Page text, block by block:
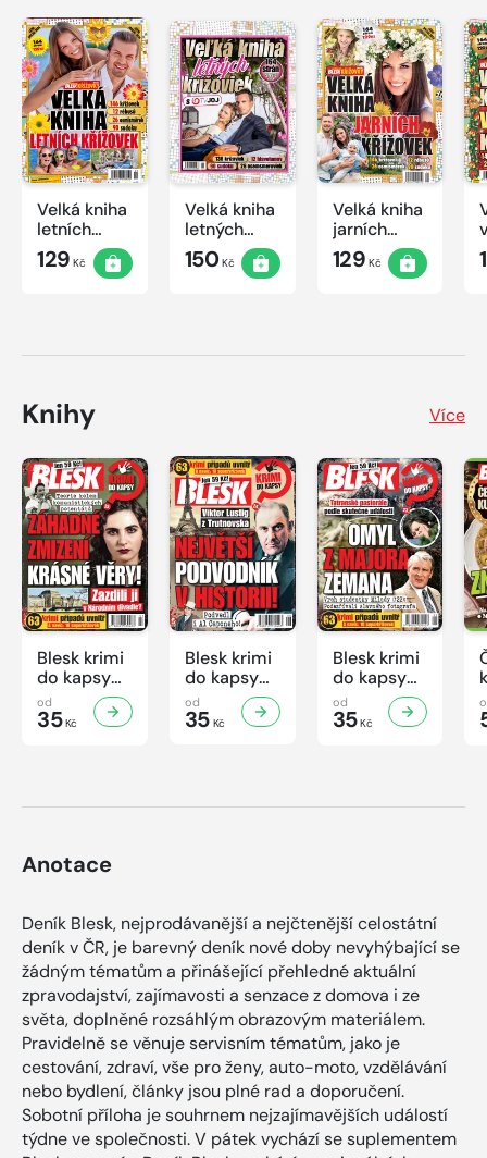
Velká kniha
letních
křížovek
2026
129 Kč
Velká kniha
letných
krížoviek s
TV JOJ
150Kč
Velká kniha
jarních
křížovek
2026
129 Kč
Knihy Více
Blesk krimi
do kapsy
č.7/2026
od
35Kč
Blesk krimi
do kapsy
č.6/2026
od
35Kč
Blesk krimi
do kapsy
č.5/2026
od
35Kč
Anotace
Deník Blesk, nejprodávanější a nejčtenější celostátní
deník v ČR, je barevný deník nové doby nevyhýbající se
žádným tématům a přinášející přehledné aktuální
zpravodajství, zajímavosti a senzace z domova i ze
světa, doplněné rozsáhlým obrazovým materiálem.
Pravidelně se věnuje servisním tématům, jako je
cestování, zdraví, vše pro ženy, auto-moto, vzdělávání
nebo bydlení, články jsou plné rad a doporučení.
Sobotní příloha je souhrnem nejzajímavějších událostí
týdne ve společnosti. V pátek vychází se suplementem